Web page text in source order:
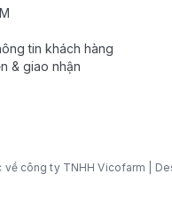
tin khách hàng
& giao nhận
về công ty TNHH Vicofarm |